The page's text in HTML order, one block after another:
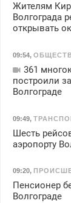
Жителям
Волгограда
открывать
09:54,
361
построили
Волгограде
09:49,
Шесть
аэропорту
09:20,
Пенсионер
Волгограде